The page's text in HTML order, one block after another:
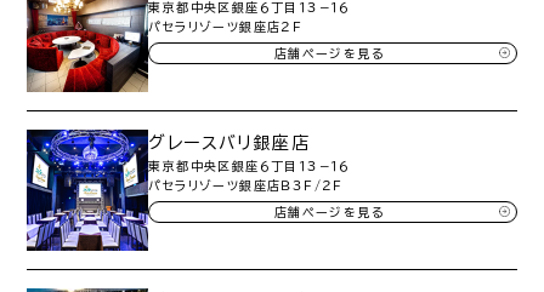
東京都中央区銀座６丁目１３−１６
パセラリゾーツ銀座店２Ｆ
店舗ページを見る
グレースバリ銀座店
東京都中央区銀座６丁目１３−１６
パセラリゾーツ銀座店Ｂ３Ｆ/２Ｆ
店舗ページを見る